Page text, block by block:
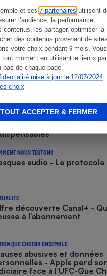
et ses7 partenaires utilisent
l’audience, la performance,
contenus, les partager, optimiser la
des contenus provenant de
votre choix pendant 6 mois.
tout moment en utilisant le lien «
bas de chaque page.
mise à jour le 12/07/2024
choix
TOUT ACCEPTER & FERMER
professionnels référencés.
NOUS TESTONS
- Le protocole
- Qualité
contraste, bruit :
NOUS TESTONS
audio - Le protocole
découverte Canal+ -
à l’abonnement
QUE CHOISIR ENSEMBLE
abusives et données
- Apple perd
face à l’UFC-Que